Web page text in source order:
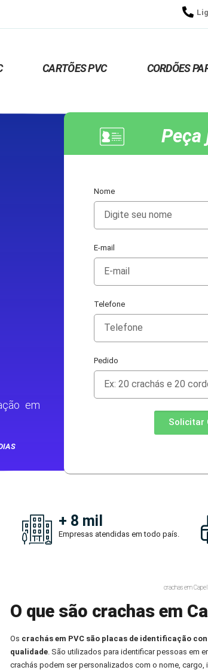
CARTÕES PVC CORDÕES
em
Peça
Nome
E-mail
Telefone
Pedido
Solicitar
+ 8 mil
Empresas atendidas em todo país.
crachas em
O que são crachas em
Os crachás em PVC são placas de identificação
qualidade. São utilizados para identificar pessoas em
crachás podem ser personalizados com o nome,